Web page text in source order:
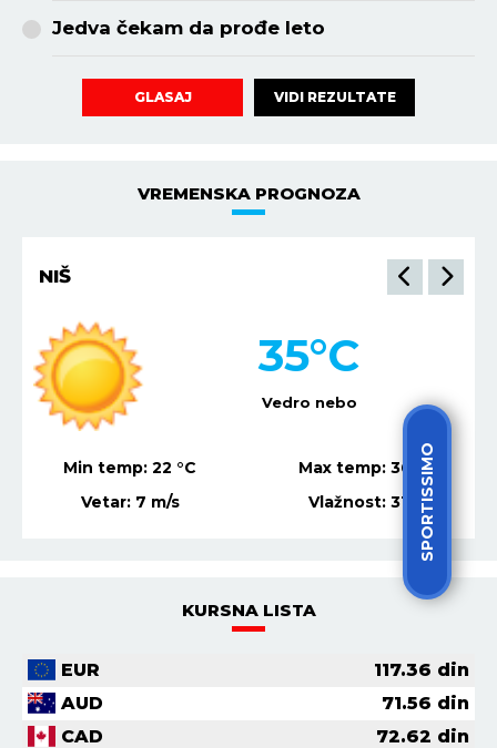
SPORTISSIMO
Jedva čekam da prođe leto
GLASAJ VIDI REZULTATE
VREMENSKA PROGNOZA
NIŠ
Vedro nebo
35°C
Min temp:22 °C Max temp: 36
°C
Vetar: 7 m/s Vlažnost:31 %
KURSNA LISTA
EUR 117.36 din
AUD
71.56 din
CAD
72.62 din